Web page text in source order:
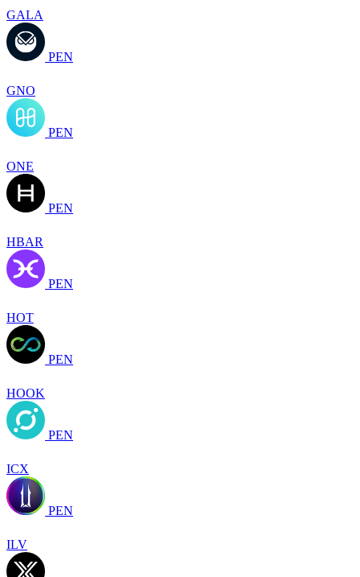
GALA
PEN
GNO
PEN
ONE
PEN
HBAR
PEN
HOT
PEN
HOOK
PEN
ICX
PEN
ILV